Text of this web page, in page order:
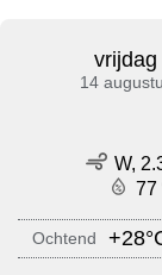
vrijdag
14
W,
77
Ochtend